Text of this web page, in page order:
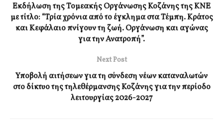
Εκδήλωση της Τομεακής Οργάνωσης Κοζάνης της ΚΝΕ
με τίτλο: “Τρία χρόνια από το έγκλημα στα Τέμπη. Κράτος
και Κεφάλαιο πνίγουν τη ζωή. Οργάνωση και αγώνας
για την Ανατροπή”.
Next Post
Υποβολή αιτήσεων για τη σύνδεση νέων καταναλωτών
στο δίκτυο της τηλεθέρμανσης Κοζάνης για την περίοδο
λειτουργίας 2026-2027